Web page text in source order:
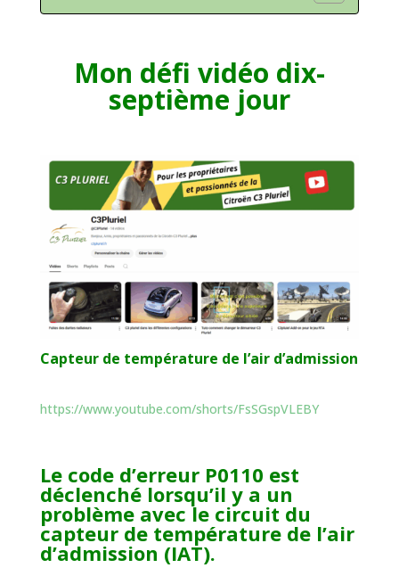
Mon défi vidéo dix-
septième jour
Capteur de température de l’air d’admission
https://www.youtube.com/shorts/FsSGspVLEBY
Le code d’erreur P0110 est
déclenché lorsqu’il y a un
problème avec le circuit du
capteur de température de l’air
d’admission (IAT).